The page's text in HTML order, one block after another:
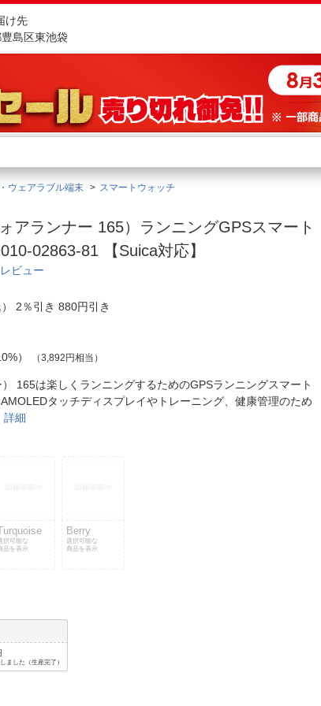
け先
島区東池袋
す
らさがす
からさがす
・お問合せ
店舗サービス
ネット取り置き
店舗情報・店舗一覧
IR情報
ウェアラブル端末 スマートウォッチ
アランナー 165）ランニングGPSスマート
02863-81 【Suica対応】
ビュー
2％引き 880円引き
） （3,892円相当）
165は楽しくランニングするためのGPSランニングスマート
タッチディスプレイやトレーニング、健康管理のため
詳細
択可能な
品を表示
Berry
選択可能な
商品を表示
ました（生産完了）